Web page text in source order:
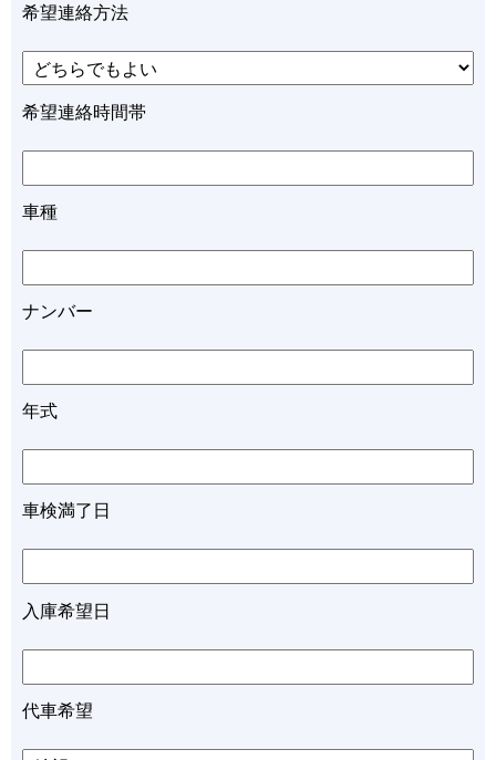
希望連絡方法
希望連絡時間帯
車種
ナンバー
年式
車検満了日
入庫希望日
代車希望